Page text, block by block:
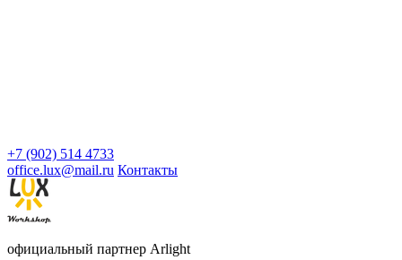
+7 (902) 514 4733
office.lux@mail.ru Контакты
официальный партнер Arlight